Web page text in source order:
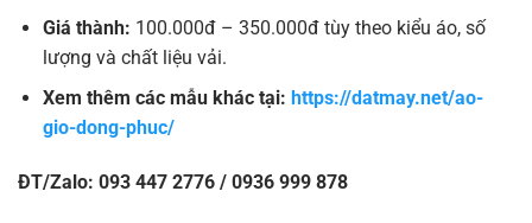
Giá thành: 100.000đ – 350.000đ tùy theo kiểu áo, số
lượng và chất liệu vải.
Xem thêm các mẫu khác tại: https://datmay.net/ao-
gio-dong-phuc/
ĐT/Zalo: 093 447 2776 / 0936 999 878